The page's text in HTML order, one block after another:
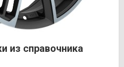
из справочника